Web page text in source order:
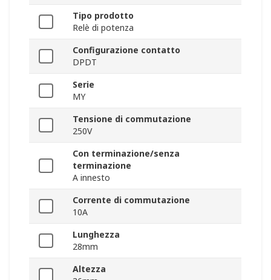
Tipo prodotto
Relè di potenza
Configurazione contatto
DPDT
Serie
MY
Tensione di commutazione
250V
Con terminazione/senza
terminazione
A innesto
Corrente di commutazione
10A
Lunghezza
28mm
Altezza